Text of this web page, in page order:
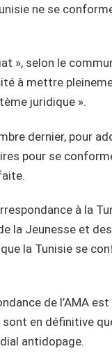
ne se
selon le
à mettre
juridique ».
dernier, pour
pour se
à la
la Jeunesse et
la Tunisie se
de l’AMA
en définitive
antidopage.